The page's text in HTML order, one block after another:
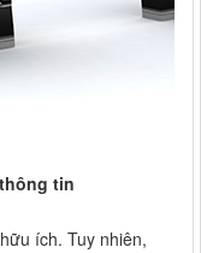
tin
ích. Tuy nhiên,